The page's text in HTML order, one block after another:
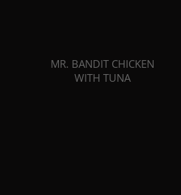
MR. BANDIT CHICKEN
WITH TUNA